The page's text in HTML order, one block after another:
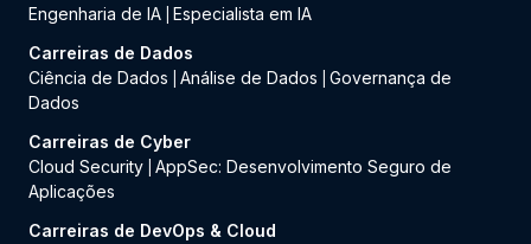
Engenharia de IA Especialista em IA
Carreiras de Dados
Ciência de Dados
Análise de Dados
Governança de
Dados
Carreiras de Cyber
Cloud Security AppSec: Desenvolvimento Seguro de
Aplicações
Carreiras de DevOps & Cloud